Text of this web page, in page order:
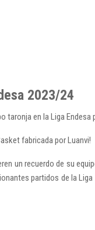
2023/24
taronja en la Liga Endesa
fabricada por Luanvi!
un recuerdo de su
partidos de la